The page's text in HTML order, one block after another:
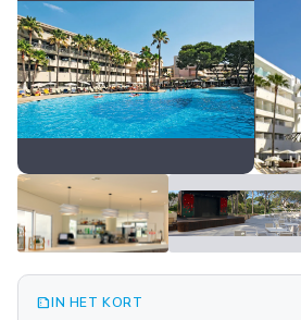
summarizeIN HET KORT